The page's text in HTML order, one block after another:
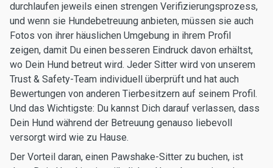
durchlaufen jeweils einen strengen Verifizierungsprozess,
und wenn sie Hundebetreuung anbieten, müssen sie auch
Fotos von ihrer häuslichen Umgebung in ihrem Profil
zeigen, damit Du einen besseren Eindruck davon erhältst,
wo Dein Hund betreut wird. Jeder Sitter wird von unserem
Trust & Safety-Team individuell überprüft und hat auch
Bewertungen von anderen Tierbesitzern auf seinem Profil.
Und das Wichtigste: Du kannst Dich darauf verlassen, dass
Dein Hund während der Betreuung genauso liebevoll
versorgt wird wie zu Hause.
Der Vorteil daran, einen Pawshake-Sitter zu buchen, ist